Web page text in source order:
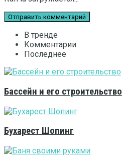
В тренде
Комментарии
Последнее
Бассейн и его строительство
Бухарест Шопинг